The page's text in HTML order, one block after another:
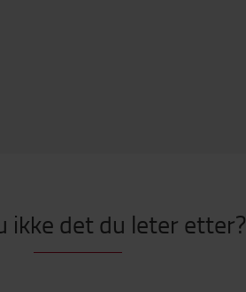
ikke det du leter etter?